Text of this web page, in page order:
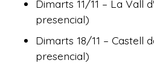
Dimarts 11/11 – La Vall
presencial)
Dimarts 18/11 – Castell
presencial)